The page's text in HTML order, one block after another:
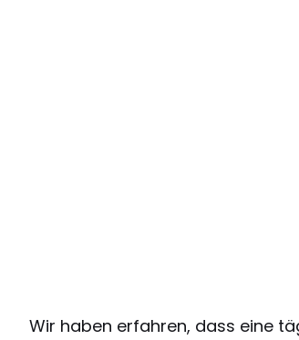
Wir haben erfahren, dass eine